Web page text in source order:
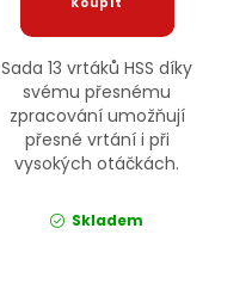
Sada 13 vrtáků HSS díky
svému přesnému
zpracování umožňují
přesné vrtání i při
vysokých otáčkách.
Skladem